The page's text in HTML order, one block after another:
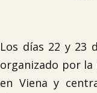
Los días 22 y 23
organizado por la
en Viena y